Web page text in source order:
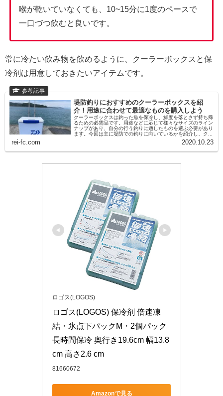
喉が乾いていなくても、10~15分に1度のペースで
一口づつ飲むと良いです。
常に冷たい飲み物を飲めるように、クーラーボックスと保
冷剤は用意しておきたいアイテムです。
堤防釣りにおすすめのクーラーボックスを紹
介！用途に合わせて最適なものを購入しよう
クーラーボックスは釣った魚を保冷し、鮮度を落とさず持ち帰
るための必需品です。用途などに応じて様々なサイズのライン
ナップがあり、自分の行う釣りに適したものを選ぶ必要があり
ます。今回は主に堤防での釣りに向いているかを紹介し、ク...
rei-fc.com 2020.10.23
ロゴス(LOGOS)
ロゴス(LOGOS) 保冷剤 倍速凍
結・氷点下パックM・2個パック
長時間保冷 奥行き19.6cm 幅13.8
cm 高さ2.6 cm
81660672
Amazonで見る